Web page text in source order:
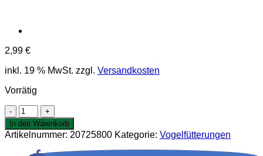
2,99 €
inkl. 19 % MwSt. zzgl. Versandkosten
Vorrätig
Ersatzdeckel
Futtereimer,
bedruckt
12
In den Warenkorb
Artikelnummer: 20725800 Kategorie: Vogelfütterungen